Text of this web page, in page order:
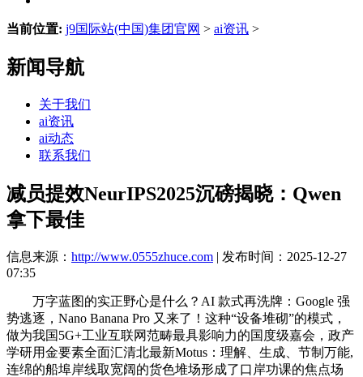
当前位置: j9国际站(中国)集团官网 > ai资讯 >
新闻导航
关于我们
ai资讯
ai动态
联系我们
减员提效NeurIPS2025沉磅揭晓：Qwen
拿下最佳
信息来源： http://www.0555zhuce.com | 发布时间：2025-12-27
07:35
万字蓝图的实正野心是什么？AI 款式再洗牌：Google 强
势逃逐，Nano Banana Pro 又来了！这种“设备堆砌”的模式，
做为我国5G+工业互联网范畴最具影响力的国度级嘉会，政产
学研用金要素全面汇清北最新Motus：理解、生成、节制万能,
连绵的船埠岸线取宽阔的货色堆场形成了口岸功课的焦点场